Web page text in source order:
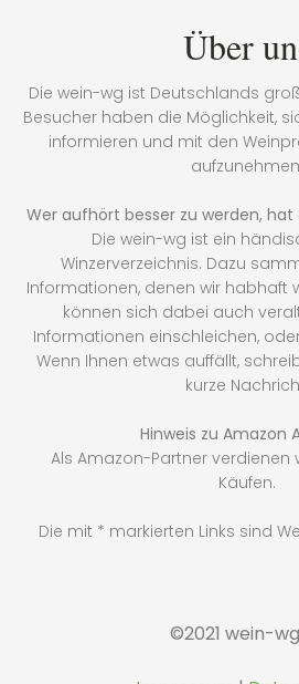
Über
Die wein-wg ist Deutschlands
Besucher haben die Möglichkeit,
informieren und mit den
Wer aufhört besser zu werden,
Die wein-wg ist ein
Winzerverzeichnis. Dazu
Informationen, denen wir habhaft
können sich dabei auch
Informationen einschleichen,
Wenn Ihnen etwas auffällt,
kurze
Hinweis zu Amazon
Als Amazon-Partner verdienen
Käufen.
Die mit * markierten Links sind
©2021 wein-